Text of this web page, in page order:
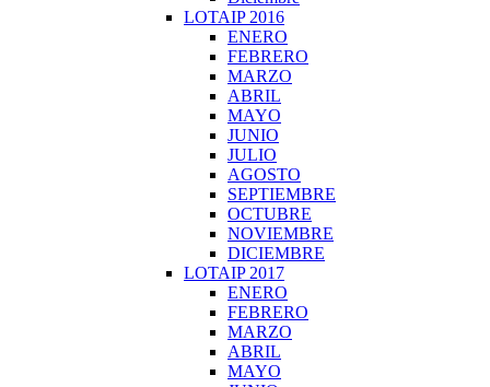
LOTAIP 2016
ENERO
FEBRERO
MARZO
ABRIL
MAYO
JUNIO
JULIO
AGOSTO
SEPTIEMBRE
OCTUBRE
NOVIEMBRE
DICIEMBRE
LOTAIP 2017
ENERO
FEBRERO
MARZO
ABRIL
MAYO